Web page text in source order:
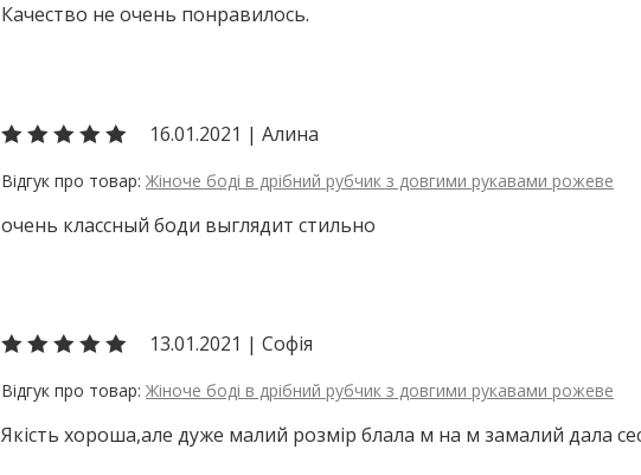
Качество не очень понравилось.
16.01.2021 | Алина
Жіноче боді в дрібний рубчик з довгими рукавами рожеве
очень классный боди выглядит стильно
13.01.2021 | Софія
Жіноче боді в дрібний рубчик з довгими рукавами рожеве
Якість хороша,але дуже малий розмір блала м на м замалий дала